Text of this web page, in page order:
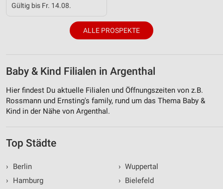
Gültig bis Fr. 14.08.
ALLE PROSPEKTE
Baby & Kind Filialen in Argenthal
Hier findest Du aktuelle Filialen und Öffnungszeiten von z.B.
Rossmann und Ernsting's family, rund um das Thema Baby &
Kind in der Nähe von Argenthal.
Top Städte
›
Berlin
›
Hamburg
› Wuppertal
› Bielefeld